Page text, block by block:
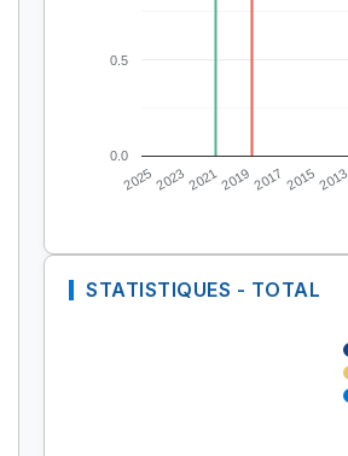
20252023202120192017 20152013
0.0
0.5
STATISTIQUES - TOTAL